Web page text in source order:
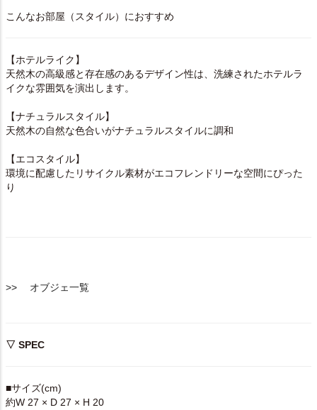
こんなお部屋（スタイル）におすすめ
【ホテルライク】
天然木の高級感と存在感のあるデザイン性は、洗練されたホテルラ
イクな雰囲気を演出します。
【ナチュラルスタイル】
天然木の自然な色合いがナチュラルスタイルに調和
【エコスタイル】
環境に配慮したリサイクル素材がエコフレンドリーな空間にぴった
り
>> オブジェ一覧
▽ SPEC
■サイズ(cm)
約W 27 × D 27 × H 20